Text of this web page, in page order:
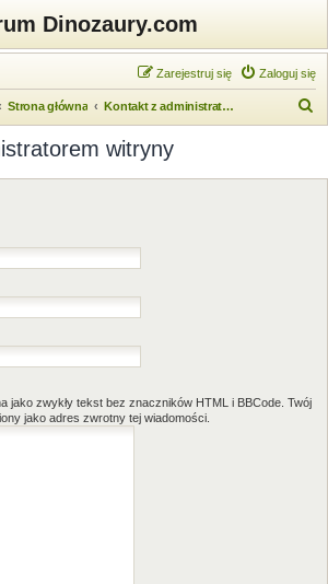
Dinozaury.com
Zaloguj się
Zarejestruj się
Strona główna Kontakt z administratorem witryny
k
witryny
jako zwykły tekst bez znaczników HTML i BBCode. Twój
jako adres zwrotny tej wiadomości.